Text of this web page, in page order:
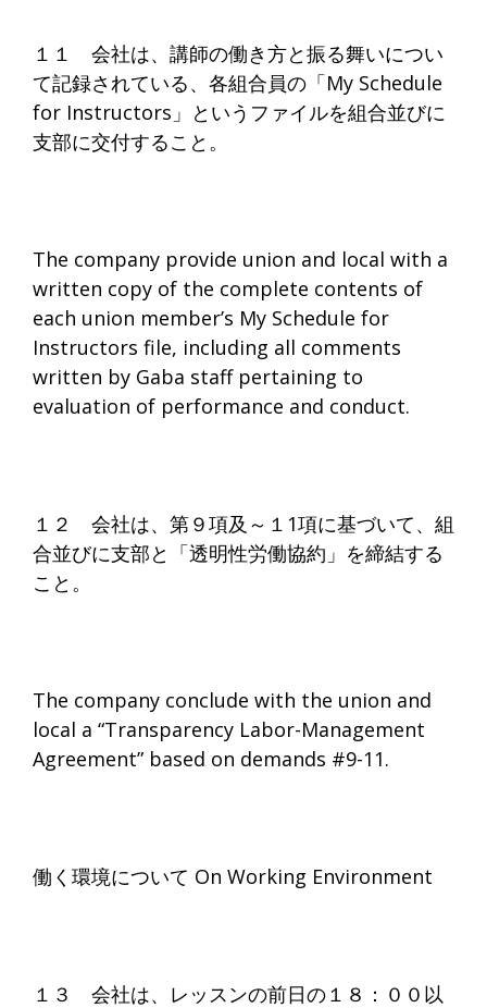
１１ 会社は、講師の働き方と振る舞いについ
て記録されている、各組合員の「My Schedule
for Instructors」というファイルを組合並びに
支部に交付すること。
The company provide union and local with a
written copy of the complete contents of
each union member’s My Schedule for
Instructors file, including all comments
written by Gaba staff pertaining to
evaluation of performance and conduct.
１２ 会社は、第９項及～１1項に基づいて、組
合並びに支部と「透明性労働協約」を締結する
こと。
The company conclude with the union and
local a “Transparency Labor-Management
Agreement” based on demands #9-11.
働く環境について On Working Environment
１３ 会社は、レッスンの前日の１８：００以